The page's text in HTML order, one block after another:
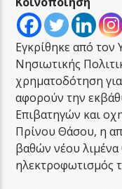
LA FAMIGLIA
Εγκρίθηκε από τον
Νησιωτικής
χρηματοδότηση
αφορούν την
Επιβατηγών και
Πρίνου Θάσου, η
βαθών νέου
ηλεκτροφωτισμός